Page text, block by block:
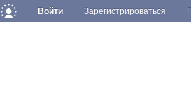
Войти Зарегистрироваться